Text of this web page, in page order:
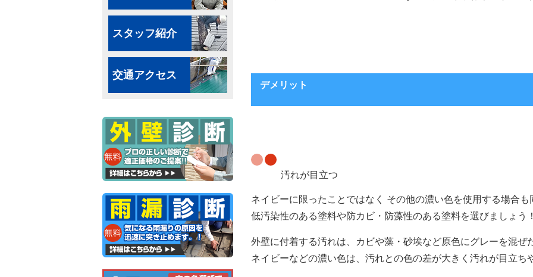
デメリット
汚れが目立つ
ネイビーに限ったことではなく その他の濃い色を使用する場合も
低汚染性のある塗料や防カビ・防藻性のある塗料を選びましょう！
外壁に付着する汚れは、カビや藻・砂埃など原色にグレーを混ぜ
ネイビーなどの濃い色は、汚れとの色の差が大きく汚れが目立ち
スタッフ紹介
交通アクセス